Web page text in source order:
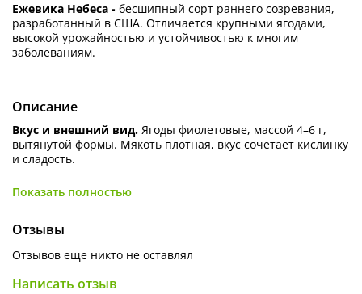
Ежевика Небеса - бесшипный сорт раннего созревания,
разработанный в США. Отличается крупными ягодами,
высокой урожайностью и устойчивостью к многим
заболеваниям.
Описание
Вкус и внешний вид. Ягоды фиолетовые, массой 4–6 г,
вытянутой формы. Мякоть плотная, вкус сочетает кислинку
и сладость.
Плодоношение.
июля и длится 30–45 дней.
Куст. Состоит из длинных бесшипных побегов до 3,5 м,
Морозостойкость.
температуры до −13−15 °C или относится к 4 зоне
Показать полностью
Отзывы
Отзывов еще никто не оставлял
Написать отзыв